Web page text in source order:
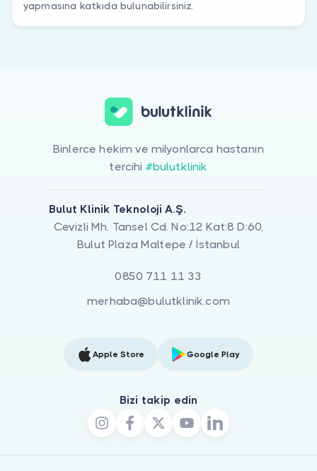
yapmasına katkıda bulunabilirsiniz.
Binlerce hekim ve milyonlarca hastanın
tercihi #bulutklinik
Bulut Klinik Teknoloji A.Ş.
Cevizli Mh. Tansel Cd. No:12 Kat:8 D:60,
Bulut Plaza Maltepe / İstanbul
0850 711 11 33
merhaba@bulutklinik.com
Apple Store Google Play
Bizi takip edin